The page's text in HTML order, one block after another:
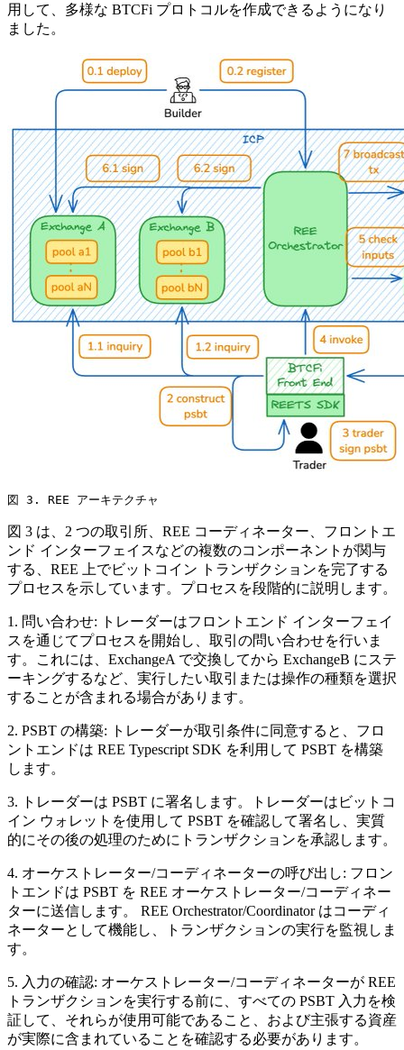
用して、多様な BTCFi プロトコルを作成できるようになり
ました。
図 3. REE アーキテクチャ
図 3 は、2 つの取引所、REE コーディネーター、フロントエ
ンド インターフェイスなどの複数のコンポーネントが関与
する、REE 上でビットコイン トランザクションを完了する
プロセスを示しています。プロセスを段階的に説明します。
1. 問い合わせ: トレーダーはフロントエンド インターフェイ
スを通じてプロセスを開始し、取引の問い合わせを行いま
す。これには、ExchangeA で交換してから ExchangeB にステ
ーキングするなど、実行したい取引または操作の種類を選択
することが含まれる場合があります。
2. PSBT の構築: トレーダーが取引条件に同意すると、フロ
ントエンドは REE Typescript SDK を利用して PSBT を構築
します。
3. トレーダーは PSBT に署名します。トレーダーはビットコ
イン ウォレットを使用して PSBT を確認して署名し、実質
的にその後の処理のためにトランザクションを承認します。
4. オーケストレーター/コーディネーターの呼び出し: フロン
トエンドは PSBT を REE オーケストレーター/コーディネー
ターに送信します。 REE Orchestrator/Coordinator はコーディ
ネーターとして機能し、トランザクションの実行を監視しま
す。
5. 入力の確認: オーケストレーター/コーディネーターが REE
トランザクションを実行する前に、すべての PSBT 入力を検
証して、それらが使用可能であること、および主張する資産
が実際に含まれていることを確認する必要があります。